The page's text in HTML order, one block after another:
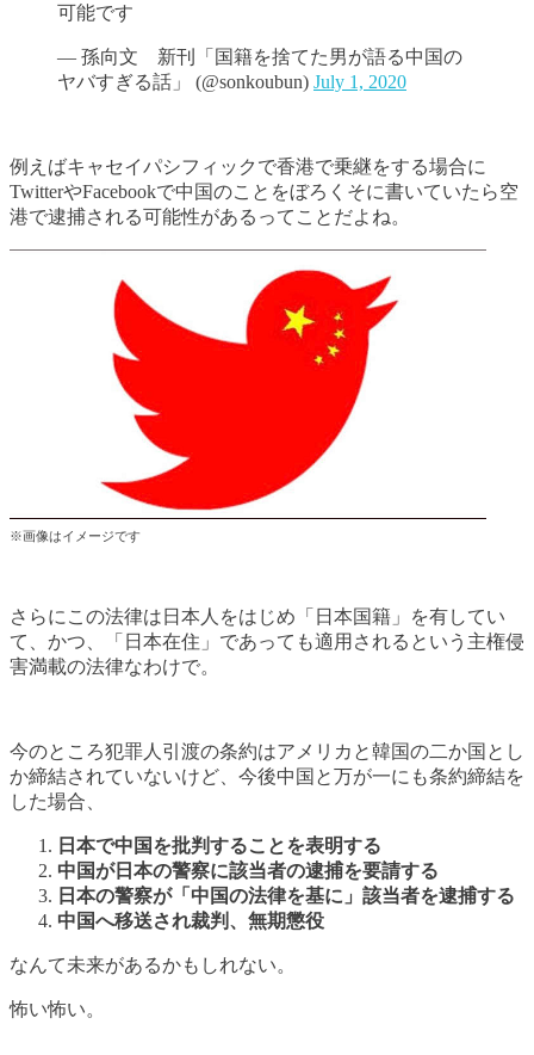
可能です
— 孫向文 新刊「国籍を捨てた男が語る中国の
ヤバすぎる話」 (@sonkoubun) July 1, 2020
例えばキャセイパシフィックで香港で乗継をする場合に
TwitterやFacebookで中国のことをぼろくそに書いていたら空
港で逮捕される可能性があるってことだよね。
※画像はイメージです
さらにこの法律は日本人をはじめ「日本国籍」を有してい
て、かつ、「日本在住」であっても適用されるという主権侵
害満載の法律なわけで。
今のところ犯罪人引渡の条約はアメリカと韓国の二か国とし
か締結されていないけど、今後中国と万が一にも条約締結を
した場合、
日本で中国を批判することを表明する
中国が日本の警察に該当者の逮捕を要請する
日本の警察が「中国の法律を基に」該当者を逮捕する
中国へ移送され裁判、無期懲役
なんて未来があるかもしれない。
怖い怖い。